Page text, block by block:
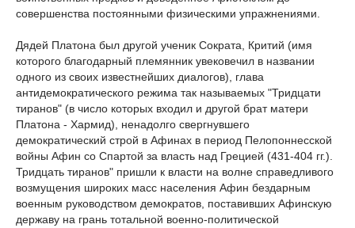
совершенства постоянными физическими упражнениями.
Дядей Платона был другой ученик Сократа, Критий (имя
которого благодарный племянник увековечил в названии
одного из своих известнейших диалогов), глава
антидемократического режима так называемых "Тридцати
тиранов" (в число которых входил и другой брат матери
Платона - Хармид), ненадолго свергнувшего
демократический строй в Афинах в период Пелопоннесской
войны Афин со Спартой за власть над Грецией (431-404 гг.).
Тридцать тиранов" пришли к власти на волне справедливого
возмущения широких масс населения Афин бездарным
военным руководством демократов, поставивших Афинскую
державу на грань тотальной военно-политической